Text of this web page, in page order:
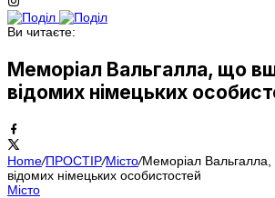
Ви читаєте:
Меморіал Вальгалла, що
відомих німецьких
Home/ПРОСТІР/Місто/Меморіал
відомих німецьких особистостей
Місто